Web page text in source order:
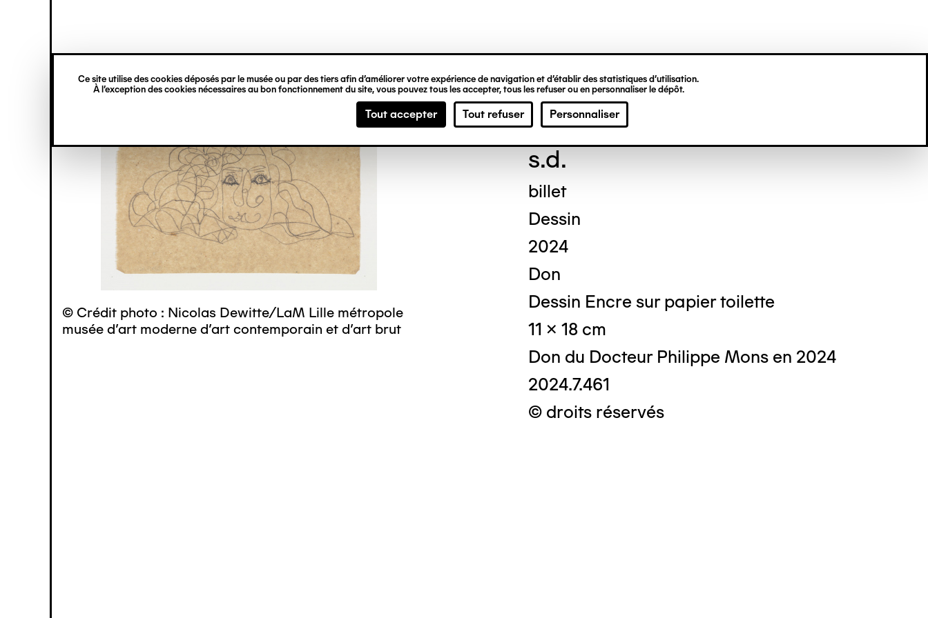
Ce site utilise des cookies déposés par le musée ou par des tiers afin d’améliorer votre expérience de navigation et d’établir des statistiques d’utilisation.
À l’exception des cookies nécessaires au bon fonctionnement du site, vous pouvez tous les accepter, tous les refuser ou en personnaliser le dépôt.
Tout accepter Tout refuser Personnaliser
principal
verticale
© Crédit photo : Nicolas Dewitte/LaM Lille métropole
musée d’art moderne d’art contemporain et d’art brut
Georgine HU
s.d.
billet
Dessin
2024
Don
Dessin Encre sur papier toilette
11 x 18 cm
Don du Docteur Philippe Mons en 2024
2024.7.461
© droits réservés